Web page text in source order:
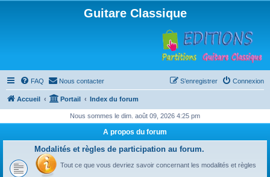
Guitare Classique
FAQ Nous contacter Connexion
S’enregistrer
Accueil Portail Index du forum
Nous sommes le dim. août 09, 2026 4:25 pm
A propos du forum
Modalités et règles de participation au forum.
Tout ce que vous devriez savoir concernant les modalités et règles